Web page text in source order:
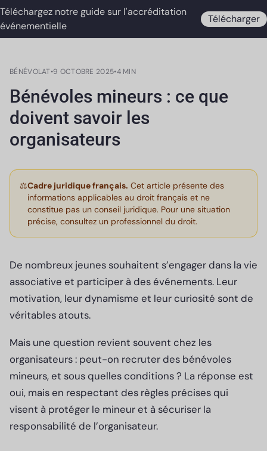
Téléchargez notre guide sur l'accréditation
événementielle
Télécharger
BÉNÉVOLAT•9 OCTOBRE 2025•4 MIN
Bénévoles mineurs : ce que
doivent savoir les
organisateurs
⚖️Cadre juridique français. Cet article présente des
informations applicables au droit français et ne
constitue pas un conseil juridique. Pour une situation
précise, consultez un professionnel du droit.
De nombreux jeunes souhaitent s’engager dans la vie
associative et participer à des événements. Leur
motivation, leur dynamisme et leur curiosité sont de
véritables atouts.
Mais une question revient souvent chez les
organisateurs : peut-on recruter des bénévoles
mineurs, et sous quelles conditions ? La réponse est
oui, mais en respectant des règles précises qui
visent à protéger le mineur et à sécuriser la
responsabilité de l’organisateur.